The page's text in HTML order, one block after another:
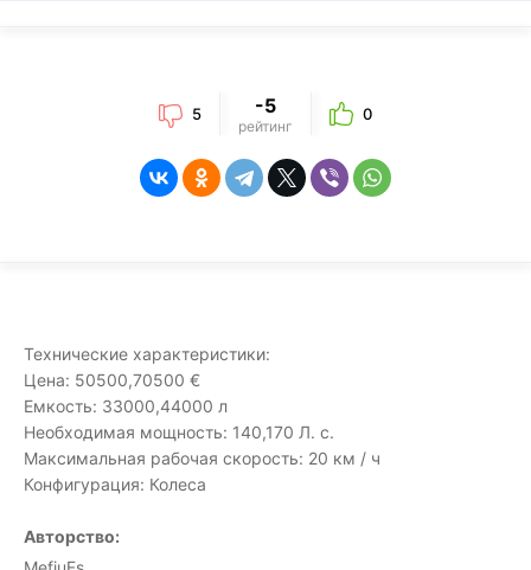
5 -5
рейтинг
0
Технические характеристики:
Цена: 50500,70500 €
Емкость: 33000,44000 л
Необходимая мощность: 140,170 Л. с.
Максимальная рабочая скорость: 20 км / ч
Конфигурация: Колеса
Авторство: